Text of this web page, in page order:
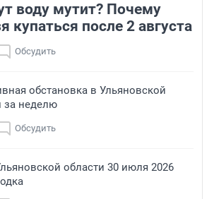
воду мутит? Почему
купаться после 2 августа
Обсудить
обстановка в Ульяновской
за неделю
Обсудить
области 30 июля 2026